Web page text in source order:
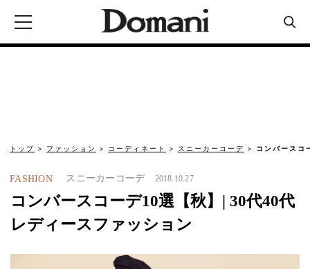
トップ ファッション コーディネート スニーカーコーデ コンバース
FASHION スニーカーコーデ 2018.10.27
コンバースコーデ10選【秋】| 30代40代
レディースファッション